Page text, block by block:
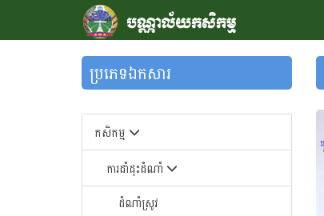
ប្រភេទឯកសារ
កសិកម្ម
ការដាំដុះដំណាំ
ដំណាំស្រូវ